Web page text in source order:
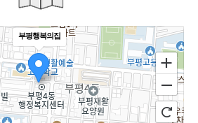
부평행복의집